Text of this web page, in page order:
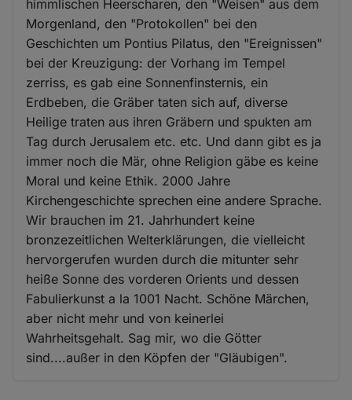
himmlischen Heerscharen, den "Weisen" aus dem
Morgenland, den "Protokollen" bei den
Geschichten um Pontius Pilatus, den "Ereignissen"
bei der Kreuzigung: der Vorhang im Tempel
zerriss, es gab eine Sonnenfinsternis, ein
Erdbeben, die Gräber taten sich auf, diverse
Heilige traten aus ihren Gräbern und spukten am
Tag durch Jerusalem etc. etc. Und dann gibt es ja
immer noch die Mär, ohne Religion gäbe es keine
Moral und keine Ethik. 2000 Jahre
Kirchengeschichte sprechen eine andere Sprache.
Wir brauchen im 21. Jahrhundert keine
bronzezeitlichen Welterklärungen, die vielleicht
hervorgerufen wurden durch die mitunter sehr
heiße Sonne des vorderen Orients und dessen
Fabulierkunst a la 1001 Nacht. Schöne Märchen,
aber nicht mehr und von keinerlei
Wahrheitsgehalt. Sag mir, wo die Götter
sind....außer in den Köpfen der "Gläubigen".
Cookies